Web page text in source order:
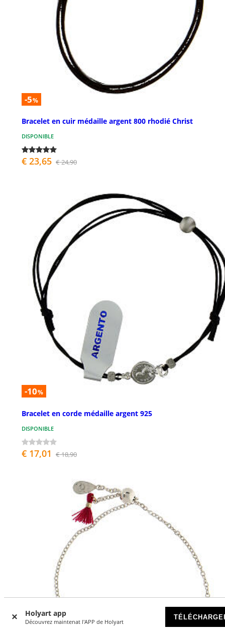
Holyart app
Découvrez maintenat l'APP de Holyart
-5%
Bracelet en cuir médaille argent 800 rhodié Christ
DISPONIBLE
€ 23,65 € 24,90
-10%
Bracelet en corde médaille argent 925
DISPONIBLE
€ 17,01 € 18,90